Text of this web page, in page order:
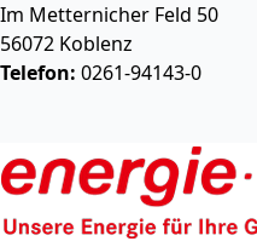
Im Metternicher Feld 50
56072 Koblenz
Telefon: 0261-94143-0